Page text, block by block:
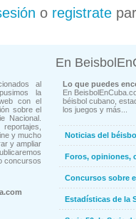
o registrate
al
la
con el
sobre el
Nacional.
y mucho
y ampliar
concursos
En
Lo que puedes
En
béisbol cubano,
los juegos y más...
Noticias del
Foros, opiniones,
Concursos sobre
Estadísticas de la